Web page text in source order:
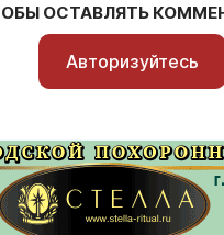
ОСТАВЛЯТЬ
Авторизуйтесь